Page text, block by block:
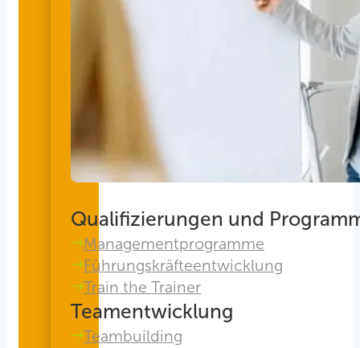
Qualifizierungen und
Managementprogramme
Führungskräfteentwicklung
Train the Trainer
Teamentwicklung
Teambuilding